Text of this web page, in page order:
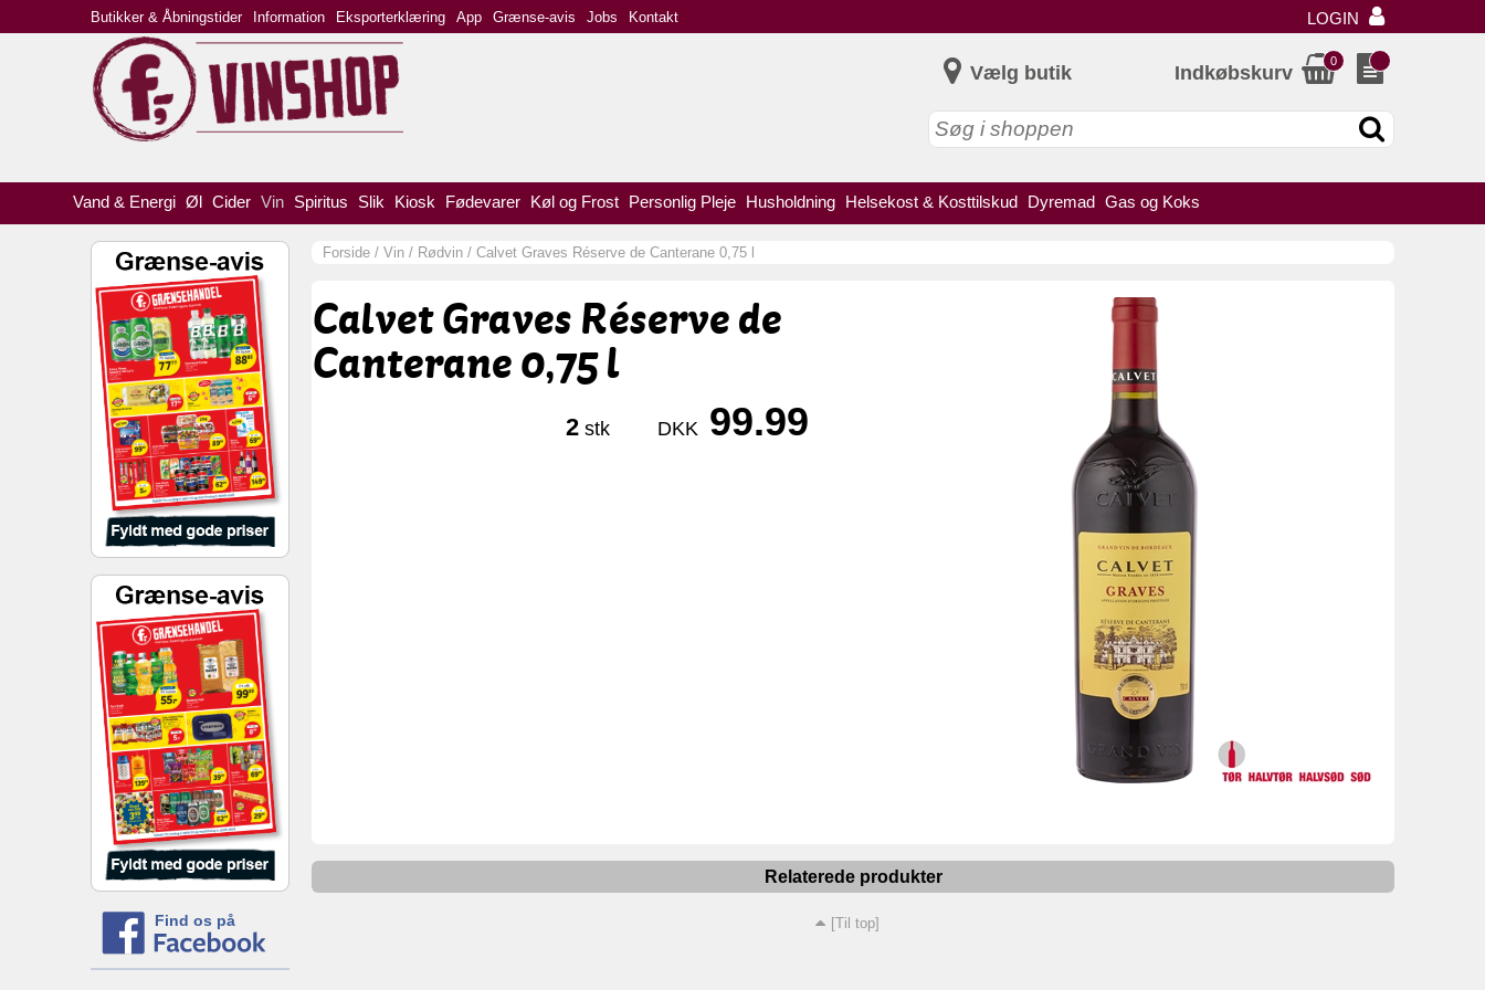
LOGIN
Vælg butik
Vand & Energi Øl Cider Vin Spiritus Slik Kiosk Fødevarer Køl og Frost Personlig Pleje Husholdning Helsekost & Kosttilskud Dyremad Gas og Koks
Indkøbskurv
0
Forside / Vin / Rødvin / Calvet Graves Réserve de Canterane 0,75 l
Calvet Graves Réserve de
Canterane 0,75 l
2 stk DKK 99.99
Relaterede produkter
[Til top]
Find os på
Butikker & Åbningstider Information Eksporterklæring App Grænse-avis Jobs Kontakt